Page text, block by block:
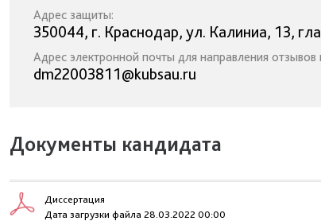
Адрес защиты:
350044, г. Краснодар, ул. Калиниа, 13,
Адрес электронной почты для направления отзывов
dm22003811@kubsau.ru
Документы кандидата
Диссертация
Дата загрузки файла 28.03.2022 00:00